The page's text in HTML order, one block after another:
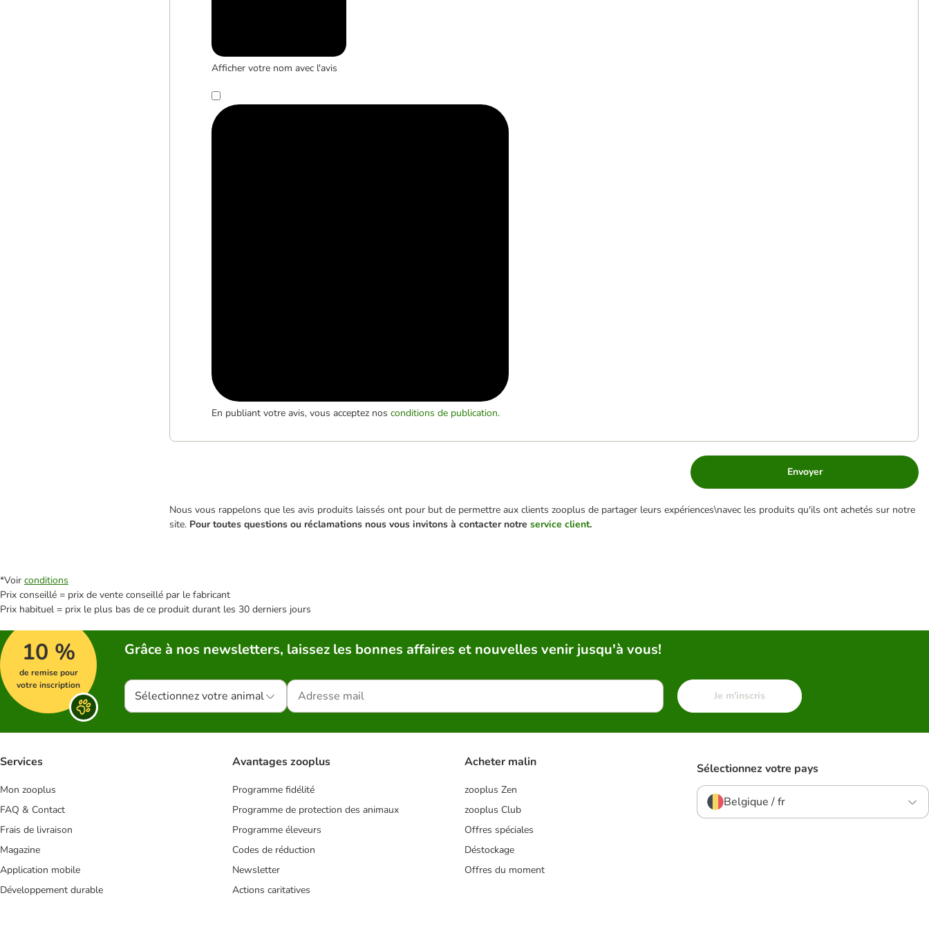
Afficher votre nom avec l'avis
En publiant votre avis, vous acceptez nos conditions de publication.
Envoyer
Nous vous rappelons que les avis produits laissés ont pour but de permettre aux clients zooplus de partager leurs expériences\navec les produits qu'ils ont achetés sur notre
site. Pour toutes questions ou réclamations nous vous invitons à contacter notre service client.
*Voir conditions
Prix conseillé = prix de vente conseillé par le fabricant
Prix habituel = prix le plus bas de ce produit durant les 30 derniers jours
10 %
de remise pour
votre inscription
Grâce à nos newsletters, laissez les bonnes affaires et nouvelles venir jusqu'à vous!
Sélectionnez votre animal Je m'inscris
Services
Mon zooplus
FAQ & Contact
Frais de livraison
Magazine
Application mobile
Développement durable
Avantages zooplus
Programme fidélité
Programme de protection des animaux
Programme éleveurs
Codes de réduction
Newsletter
Actions caritatives
Acheter malin
zooplus Zen
zooplus Club
Offres spéciales
Déstockage
Offres du moment
Sélectionnez votre pays
Belgique / fr